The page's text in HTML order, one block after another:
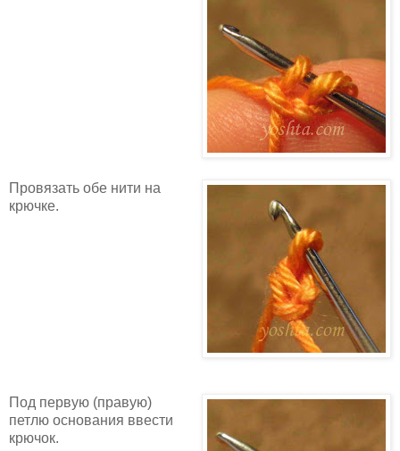
Провязать обе нити на
крючке.
Под первую (правую)
петлю основания ввести
крючок.